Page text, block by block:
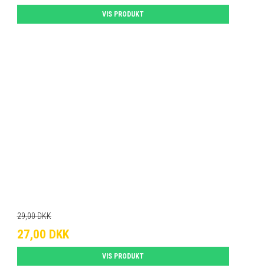
VIS PRODUKT
29,00 DKK
27,00 DKK
VIS PRODUKT